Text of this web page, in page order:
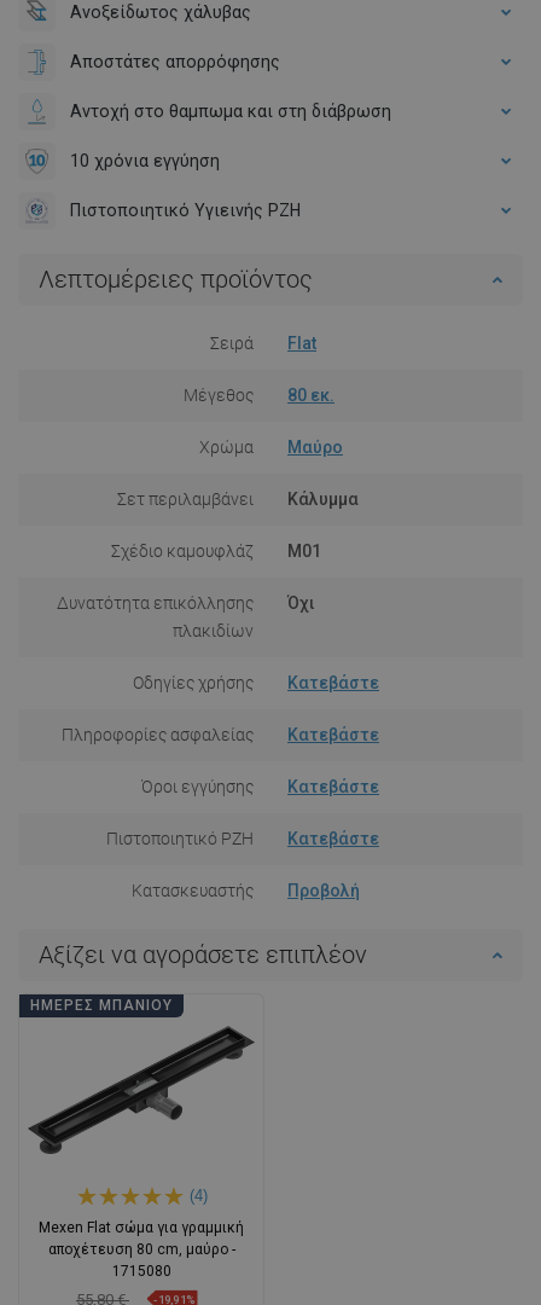
Ανοξείδωτος χάλυβας
Αποστάτες απορρόφησης
Αντοχή στο θαμπωμα και στη διάβρωση
10 χρόνια εγγύηση
Πιστοποιητικό Υγιεινής PZH
Λεπτομέρειες προϊόντος
Σειρά Flat
Μέγεθος 80 εκ.
Χρώμα Μαύρο
Σετ περιλαμβάνει Κάλυμμα
Σχέδιο καμουφλάζ M01
Δυνατότητα επικόλλησης
πλακιδίων
Όχι
Οδηγίες χρήσης Κατεβάστε
Πληροφορίες ασφαλείας Κατεβάστε
Όροι εγγύησης Κατεβάστε
Πιστοποιητικό PZH Κατεβάστε
Κατασκευαστής Προβολή
Αξίζει να αγοράσετε επιπλέον
ΗΜΈΡΕΣ ΜΠΆΝΙΟΥ
(4)
Mexen Flat σώμα για γραμμική
αποχέτευση 80 cm, μαύρο -
1715080
55,80 € -19,91%